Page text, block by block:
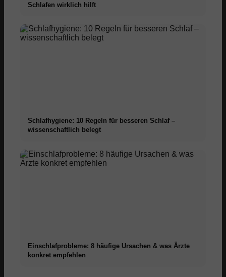
Schlafen wirklich hilft
Schlafhygiene: 10 Regeln für besseren Schlaf –
wissenschaftlich belegt
Einschlafprobleme: 8 häufige Ursachen & was Ärzte
konkret empfehlen